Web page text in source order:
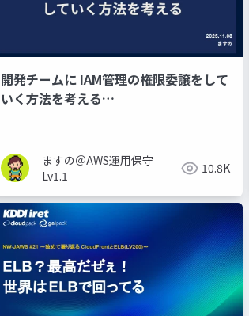
開発チームに IAM管理の権限委譲をして
いく方法を考える
ますの＠AWS運用保守
Lv1.1
10.8K